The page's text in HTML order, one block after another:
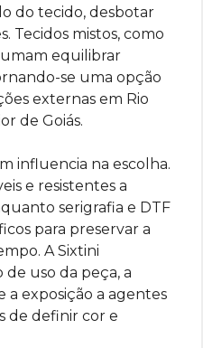
do tecido, desbotar
Tecidos mistos, como
equilibrar
se uma opção
externas em Rio
de Goiás.
influencia na escolha.
e resistentes a
serigrafia e DTF
para preservar a
A Sixtini
uso da peça, a
exposição a agentes
de definir cor e